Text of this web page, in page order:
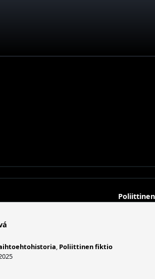
, Poliittinen fiktio